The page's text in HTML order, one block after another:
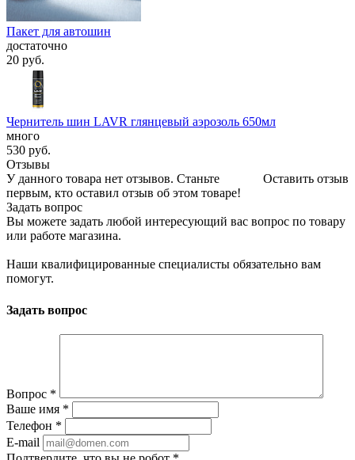
Пакет для автошин
достаточно
20 руб.
Чернитель шин LAVR глянцевый аэрозоль 650мл
много
530 руб.
Отзывы
Оставить отзыв
У данного товара нет отзывов. Станьте
первым, кто оставил отзыв об этом товаре!
Задать вопрос
Вы можете задать любой интересующий вас вопрос по товару
или работе магазина.
Наши квалифицированные специалисты обязательно вам
помогут.
Задать вопрос
Вопрос *
Ваше имя *
Телефон *
E-mail